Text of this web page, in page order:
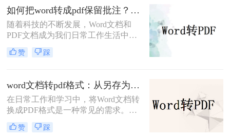
文将详细介绍三种将Word文档转换为
PDF的方法。
如何把word转成pdf保留批注？这三种方法建议收藏！
随着科技的不断发展，Word文档和
PDF文档成为我们日常工作生活中经
常遇到的文件格式。在某些情况下，
我们需要将Word文档转换为PDF格
批注呢？本文将介绍三种简单有效的
方法来帮助您将Word文档转成PDF并
保留批注。
赞 踩
word文档转pdf格式：从另存为到在线工具，三种路径各有取舍！
在日常工作和学习中，将Word文档转
换成PDF格式是一种常见的需求。
PDF格式不仅能够保持文档的原貌，
确保在不同平台和设备上呈现一致的
赞 踩